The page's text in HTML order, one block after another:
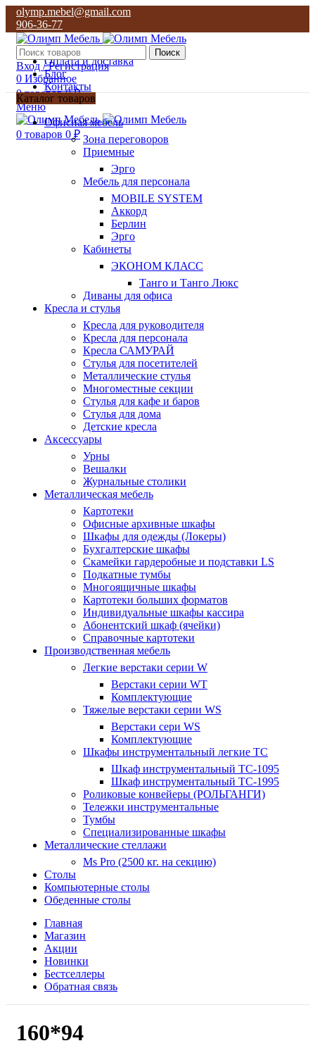
olymp.mebel@gmail.com
906-36-77
О нас
Оплата и доставка
Блог
Контакты
906-36-77
Поиск
Вход / Регистрация
0 Избранное
0товаров 0₽
Меню
0 товаров 0 ₽
Каталог товаров
Офисная мебель
Зона переговоров
Приемные
Эрго
Мебель для персонала
MOBILE SYSTEM
Аккорд
Берлин
Эрго
Кабинеты
ЭКОНОМ КЛАСС
Танго и Танго Люкс
Диваны для офиса
Кресла и стулья
Кресла для руководителя
Кресла для персонала
Кресла САМУРАЙ
Стулья для посетителей
Металлические стулья
Многоместные секции
Стулья для кафе и баров
Стулья для дома
Детские кресла
Аксессуары
Урны
Вешалки
Журнальные столики
Металлическая мебель
Картотеки
Офисные архивные шкафы
Шкафы для одежды (Локеры)
Бухгалтерские шкафы
Скамейки гардеробные и подставки LS
Подкатные тумбы
Многоящичные шкафы
Картотеки больших форматов
Индивидуальные шкафы кассира
Абонентский шкаф (ячейки)
Справочные картотеки
Производственная мебель
Легкие верстаки серии W
Верстаки серии WT
Комплектующие
Тяжелые верстаки серии WS
Верстаки сери WS
Комплектующие
Шкафы инструментальный легкие ТС
Шкаф инструментальный TC-1095
Шкаф инструментальный TC-1995
Роликовые конвейеры (РОЛЬГАНГИ)
Тележки инструментальные
Тумбы
Специализированные шкафы
Металлические стеллажи
Ms Pro (2500 кг. на секцию)
Столы
Компьютерные столы
Обеденные столы
Главная
Магазин
Акции
Новинки
Бестселлеры
Обратная связь
160*94